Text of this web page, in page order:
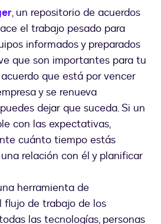
, un repositorio de acuerdos
el trabajo pesado para
informados y preparados
que son importantes para tu
que está por vencer
y se renueva
dejar que suceda. Si un
con las expectativas,
cuánto tiempo estás
relación con él y planificar
herramienta de
de trabajo de los
las tecnologías, personas